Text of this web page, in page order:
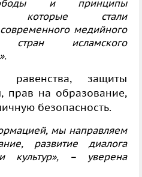
и принципы
которые стали
медийного
стран исламского
равенства, защиты
прав на образование,
безопасность.
мы направляем
развитие диалога
культур», – уверена